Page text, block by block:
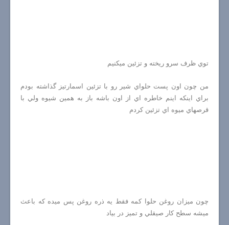
توي ظرف سرو ريخته و تزئين ميكنيم
من چون اون پست حلواي شير رو با تزئين اسمارتيز گذاشته بودم
براي اينكه اينم خاطره اي از اون باشه باز به همين شيوه ولي با
قرصهاي ميوه اي تزئين كردم
چون ميزان روغن حلوا كمه فقط يه ذره روغن پس ميده كه باعث
ميشه سطح كار صيقلي و تميز در بياد